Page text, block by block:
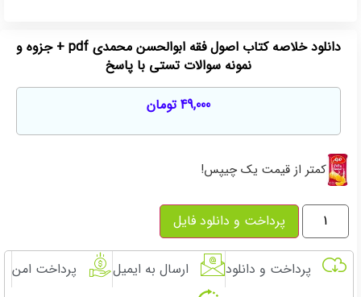
دانلود خلاصه کتاب اصول فقه ابوالحسن محمدی pdf + جزوه و
نمونه سوالات تستی با پاسخ
49,000 تومان
کمتر از قیمت یک چیپس!
پرداخت و دانلود فایل
پرداخت و دانلود ارسال به ایمیل
پرداخت امن